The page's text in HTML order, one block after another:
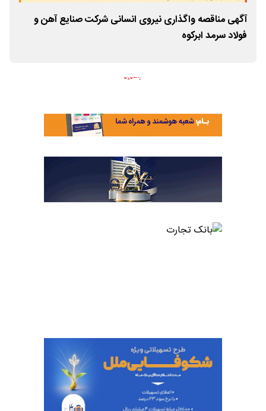
آگهی مناقصه واگذاری نیروی انسانی شرکت صنایع آهن و
فولاد سرمد ابرکوه